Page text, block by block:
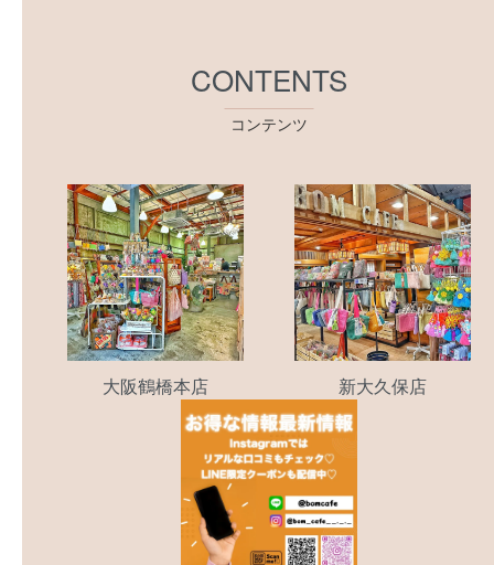
CONTENTS
コンテンツ
大阪鶴橋本店 新大久保店